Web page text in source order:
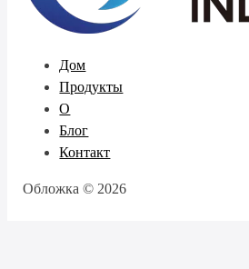
Дом
Продукты
О
Блог
Контакт
Обложка © 2026